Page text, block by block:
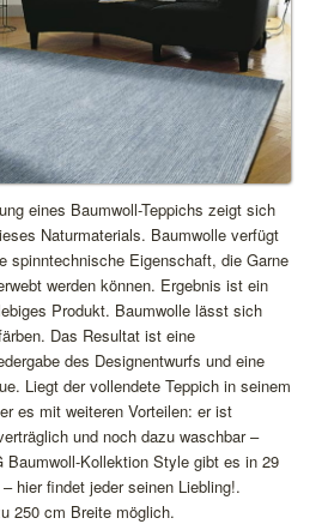
eines Baumwoll-Teppichs zeigt sich
Naturmaterials. Baumwolle verfügt
spinntechnische Eigenschaft, die Garne
werden können. Ergebnis ist ein
Produkt. Baumwolle lässt sich
Das Resultat ist eine
des Designentwurfs und eine
Liegt der vollendete Teppich in seinem
es mit weiteren Vorteilen: er ist
und noch dazu waschbar –
Baumwoll-Kollektion Style gibt es in 29
hier findet jeder seinen Liebling!.
250 cm Breite möglich.